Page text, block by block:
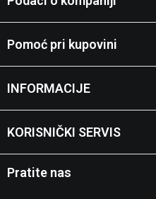
Pomoć pri kupovini
INFORMACIJE
KORISNIČKI SERVIS
Pratite nas